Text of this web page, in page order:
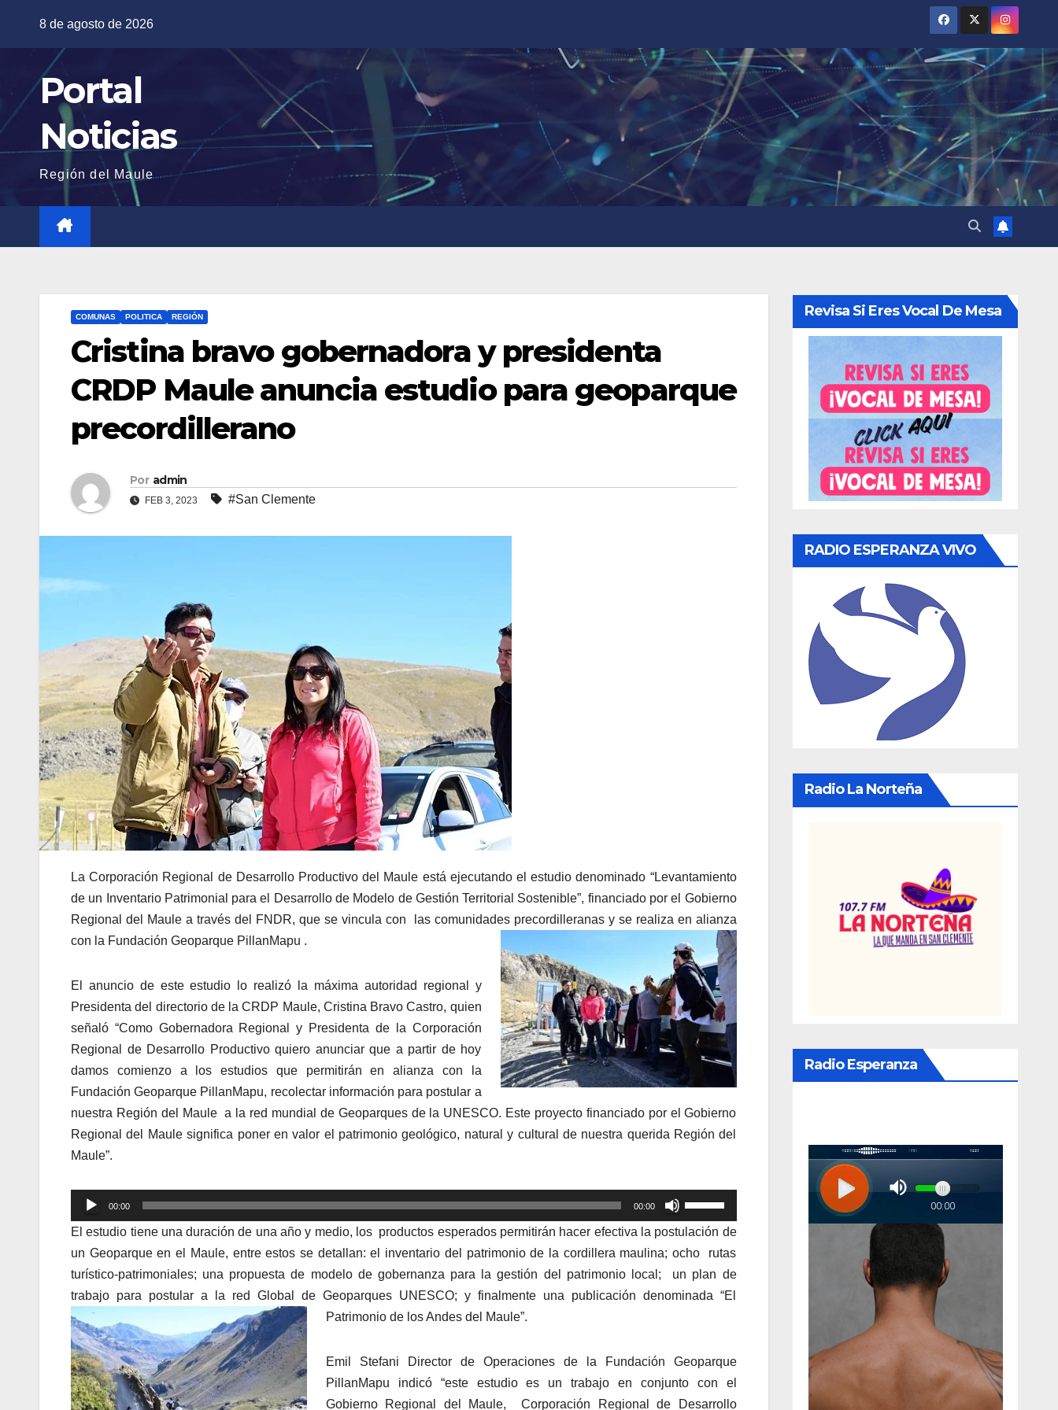
contenido
8 de agosto de 2026
Portal
Noticias
Región del Maule
COMUNAS POLITICA REGIÓN
Cristina bravo gobernadora y presidenta
CRDP Maule anuncia estudio para geoparque
precordillerano
Por admin
FEB 3, 2023 #San Clemente
La Corporación Regional de Desarrollo Productivo del Maule está ejecutando el estudio denominado “Levantamiento
de un Inventario Patrimonial para el Desarrollo de Modelo de Gestión Territorial Sostenible”, financiado por el Gobierno
Regional del Maule a través del FNDR, que se vincula con las comunidades precordilleranas y se realiza en alianza
con la Fundación Geoparque PillanMapu .
El anuncio de este estudio lo realizó la máxima autoridad regional y
Presidenta del directorio de la CRDP Maule, Cristina Bravo Castro, quien
señaló “Como Gobernadora Regional y Presidenta de la Corporación
Regional de Desarrollo Productivo quiero anunciar que a partir de hoy
damos comienzo a los estudios que permitirán en alianza con la
Fundación Geoparque PillanMapu, recolectar información para postular a
nuestra Región del Maule a la red mundial de Geoparques de la UNESCO. Este proyecto financiado por el Gobierno
Regional del Maule significa poner en valor el patrimonio geológico, natural y cultural de nuestra querida Región del
Maule”.
Reproductor
de
00:00 00:00
Utiliza
las
flecha
o
disminuir
El estudio tiene una duración de una año y medio, los productos esperados permitirán hacer efectiva la postulación de
un Geoparque en el Maule, entre estos se detallan: el inventario del patrimonio de la cordillera maulina; ocho rutas
turístico-patrimoniales; una propuesta de modelo de gobernanza para la gestión del patrimonio local; un plan de
trabajo para postular a la red Global de Geoparques UNESCO; y finalmente una publicación denominada “El
Patrimonio de los Andes del Maule”.
Emil Stefani Director de Operaciones de la Fundación Geoparque
PillanMapu indicó “este estudio es un trabajo en conjunto con el
Gobierno Regional del Maule, Corporación Regional de Desarrollo
Revisa Si Eres Vocal De Mesa
RADIO ESPERANZA VIVO
Radio La Norteña
Radio Esperanza